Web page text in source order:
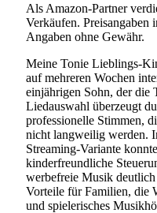
Als Amazon-Partner
Verkäufen.
Angaben ohne Gewähr.
Meine Tonie Lieblings-
auf mehreren Wochen
einjährigen Sohn, der die
Liedauswahl überzeugt
professionelle Stimmen,
nicht langweilig werden.
Streaming-Variante
kinderfreundliche
werbefreie Musik
Vorteile für Familien, die
und spielerisches